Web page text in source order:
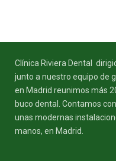
Clínica Riviera Dental
junto a nuestro equipo de
en Madrid reunimos más
buco dental. Contamos
unas modernas
manos, en Madrid.